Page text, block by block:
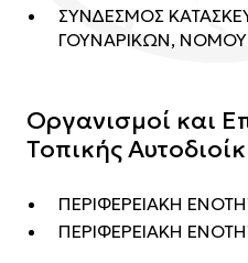
ΣΥΝΔΕΣΜΟΣ
ΓΟΥΝΑΡΙΚΩΝ,
Οργανισμοί και
Τοπικής
ΠΕΡΙΦΕΡΕΙΑΚΗ
ΠΕΡΙΦΕΡΕΙΑΚΗ